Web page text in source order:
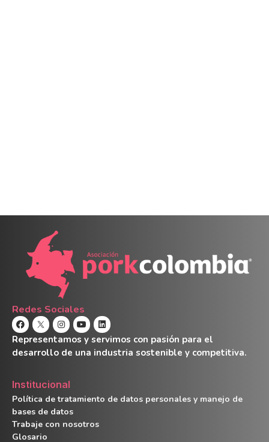
Redes Sociales
Representamos y servimos con pasión para el
desarrollo de una industria sostenible y competitiva.
Institucional
Política de tratamiento de datos personales y manejo de
bases de datos
Trabaje con nosotros
Glosario